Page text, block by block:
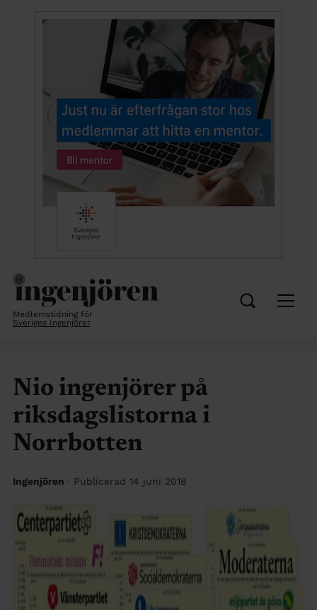
Medlemstidning för
Sveriges Ingenjörer
Nio ingenjörer på
riksdagslistorna i
Norrbotten
Ingenjören · Publicerad 14 juni 2018